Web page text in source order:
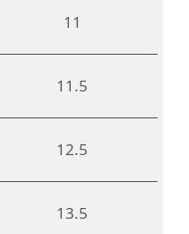
11
11.5
12.5
13.5